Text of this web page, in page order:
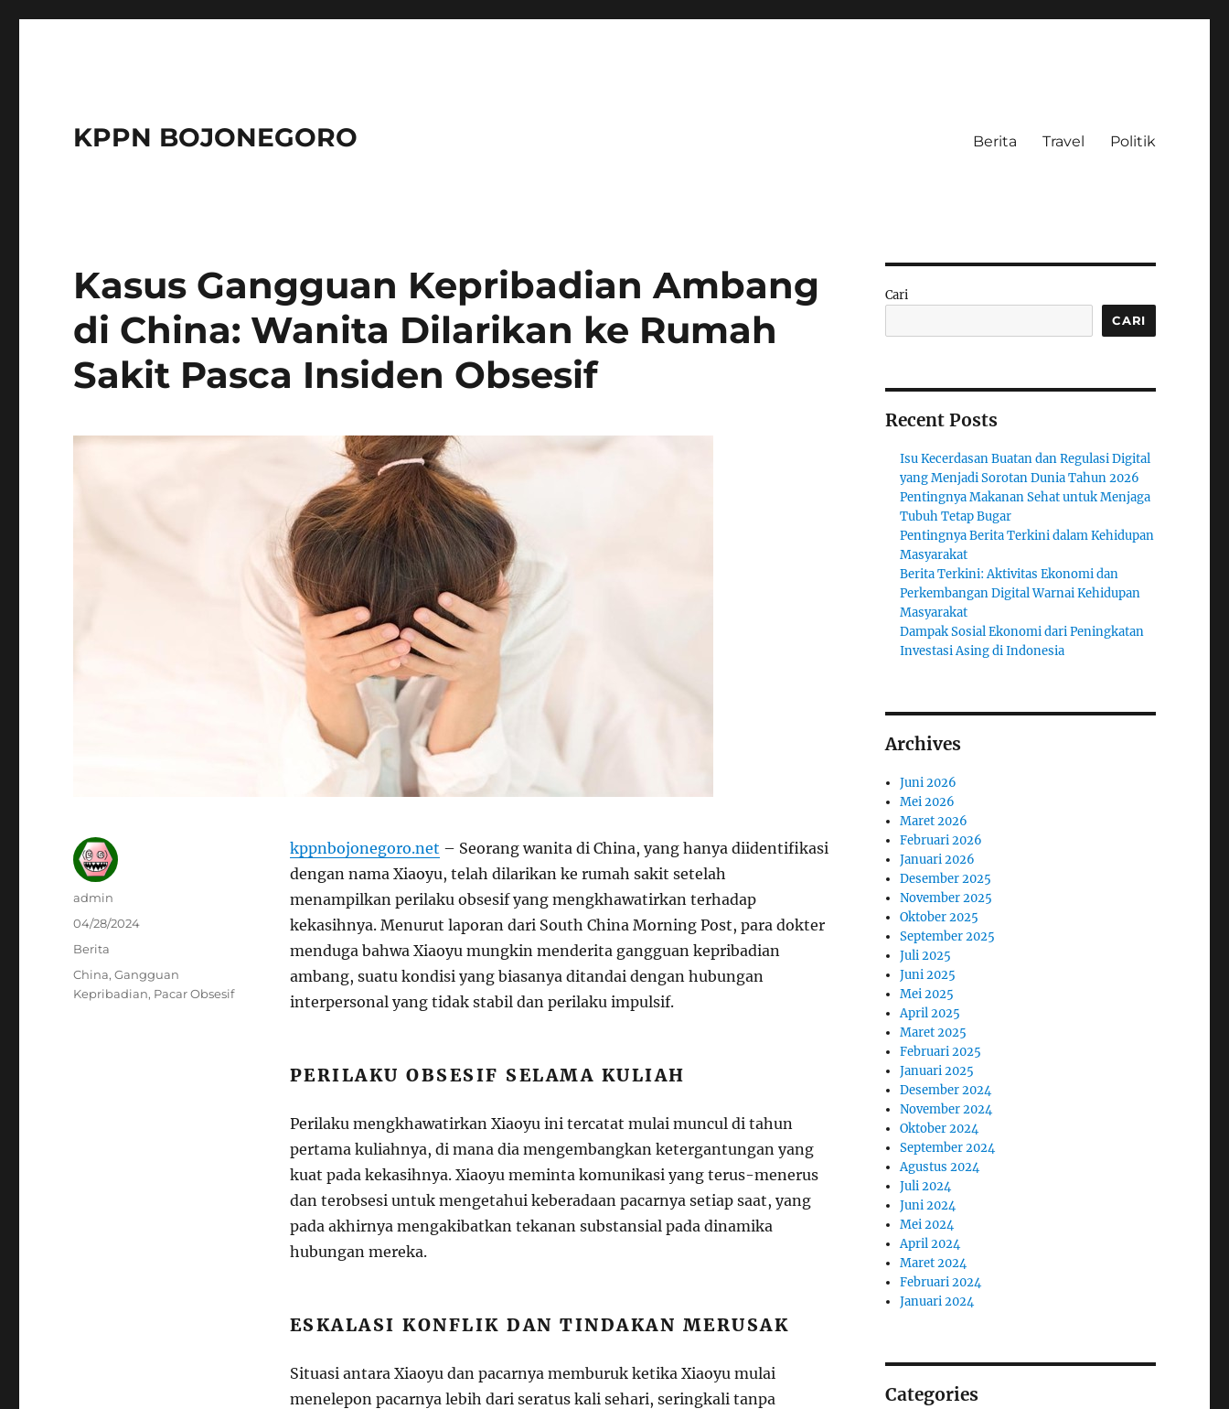
KPPN BOJONEGORO Berita Travel Politik
Kasus Gangguan Kepribadian Ambang
di China: Wanita Dilarikan ke Rumah
Sakit Pasca Insiden Obsesif
kppnbojonegoro.net – Seorang wanita di China, yang hanya diidentifikasi
dengan nama Xiaoyu, telah dilarikan ke rumah sakit setelah
menampilkan perilaku obsesif yang mengkhawatirkan terhadap
kekasihnya. Menurut laporan dari South China Morning Post, para dokter
menduga bahwa Xiaoyu mungkin menderita gangguan kepribadian
ambang, suatu kondisi yang biasanya ditandai dengan hubungan
interpersonal yang tidak stabil dan perilaku impulsif.
PERILAKU OBSESIF SELAMA KULIAH
Perilaku mengkhawatirkan Xiaoyu ini tercatat mulai muncul di tahun
pertama kuliahnya, di mana dia mengembangkan ketergantungan yang
kuat pada kekasihnya. Xiaoyu meminta komunikasi yang terus-menerus
dan terobsesi untuk mengetahui keberadaan pacarnya setiap saat, yang
pada akhirnya mengakibatkan tekanan substansial pada dinamika
hubungan mereka.
ESKALASI KONFLIK DAN TINDAKAN MERUSAK
Situasi antara Xiaoyu dan pacarnya memburuk ketika Xiaoyu mulai
menelepon pacarnya lebih dari seratus kali sehari, seringkali tanpa
Author
admin
Posted
04/28/2024
Categories
Berita
Tags
China,Gangguan
Kepribadian, Pacar Obsesif
Cari
CARI
Recent Posts
Isu Kecerdasan Buatan dan Regulasi Digital
yang Menjadi Sorotan Dunia Tahun 2026
Pentingnya Makanan Sehat untuk Menjaga
Tubuh Tetap Bugar
Pentingnya Berita Terkini dalam Kehidupan
Masyarakat
Berita Terkini: Aktivitas Ekonomi dan
Perkembangan Digital Warnai Kehidupan
Masyarakat
Dampak Sosial Ekonomi dari Peningkatan
Investasi Asing di Indonesia
Archives
Juni 2026
Mei 2026
Maret 2026
Februari 2026
Januari 2026
Desember 2025
November 2025
Oktober 2025
September 2025
Juli 2025
Juni 2025
Mei 2025
April 2025
Maret 2025
Februari 2025
Januari 2025
Desember 2024
November 2024
Oktober 2024
September 2024
Agustus 2024
Juli 2024
Juni 2024
Mei 2024
April 2024
Maret 2024
Februari 2024
Januari 2024
Categories